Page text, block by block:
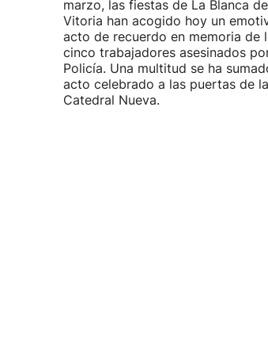
marzo, las fiestas de La Blanca de
Vitoria han acogido hoy un
acto de recuerdo en memoria de
cinco trabajadores asesinados
Policía. Una multitud se ha
acto celebrado a las puertas de la
Catedral Nueva.